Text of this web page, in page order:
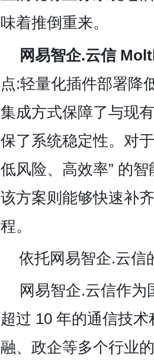
味着推倒重来。
网易智企.云信
点:轻量化插件部署降
集成方式保障了与现
保了系统稳定性。对
低风险、高效率” 的
该方案则能够快速补
程。
依托网易智企.云信
网易智企.云信作
超过 10 年的通信技
融、政企等多个行业